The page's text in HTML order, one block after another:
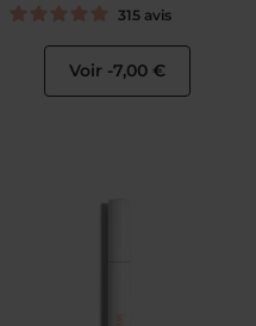
315 avis
Voir 7,00 €